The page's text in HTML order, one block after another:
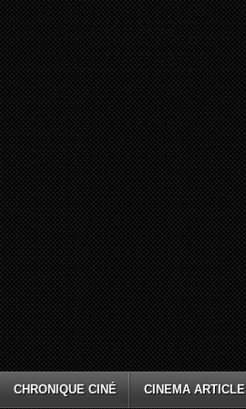
CHRONIQUE CINÉ CINEMA ARTICLE